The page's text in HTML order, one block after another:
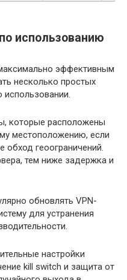
использованию
эффективным
несколько простых
использовании.
которые расположены
местоположению, если
обход геоограничений.
тем ниже задержка и
обновлять VPN-
для устранения
настройки
kill switch и защита от